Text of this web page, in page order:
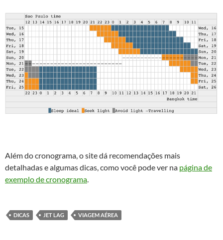
Além do cronograma, o site dá recomendações mais
detalhadas e algumas dicas, como você pode ver na página de
exemplo de cronograma.
DICAS JET LAG VIAGEM AÉREA